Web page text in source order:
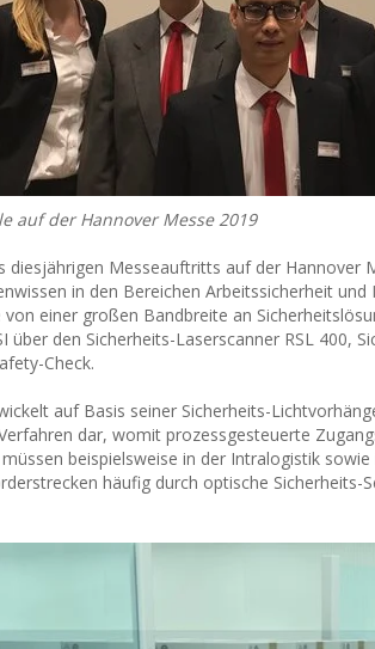
auf der Hannover Messe 2019
diesjährigen Messeauftritts auf der Hannover
in den Bereichen Arbeitssicherheit
einer großen Bandbreite an
über den Sicherheits-Laserscanner RSL 400,
Check.
auf Basis seiner Sicherheits-
dar, womit prozessgesteuerte
beispielsweise in der Intralogistik
häufig durch optische